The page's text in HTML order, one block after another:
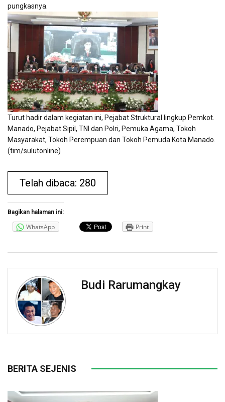
pungkasnya.
Turut hadir dalam kegiatan ini, Pejabat Struktural lingkup Pemkot.
Manado, Pejabat Sipil, TNI dan Polri, Pemuka Agama, Tokoh
Masyarakat, Tokoh Perempuan dan Tokoh Pemuda Kota Manado.
(tim/sulutonline)
Telah dibaca: 280
Bagikan halaman ini:
WhatsApp Print
Budi Rarumangkay
BERITA SEJENIS